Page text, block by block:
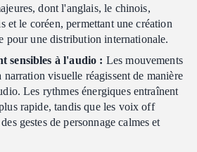
dont l'anglais, le chinois,
et le coréen, permettant une création
pour une distribution internationale.
sensibles à l'audio : Les mouvements
narration visuelle réagissent de manière
Les rythmes énergiques entraînent
rapide, tandis que les voix off
gestes de personnage calmes et